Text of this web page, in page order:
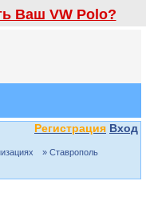
Ваш VW Polo?
Регистрация Вход
» Ставрополь